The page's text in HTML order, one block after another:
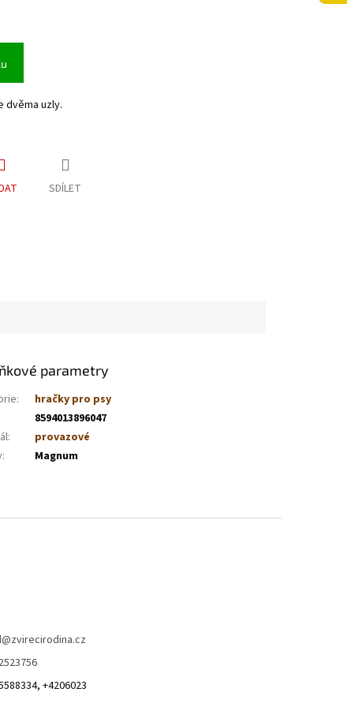
dvěma uzly.
SDÍLET
parametry
:
hračky pro psy
8594013896047
:
provazové
: Magnum
@zvirecirodina.cz
+4206023